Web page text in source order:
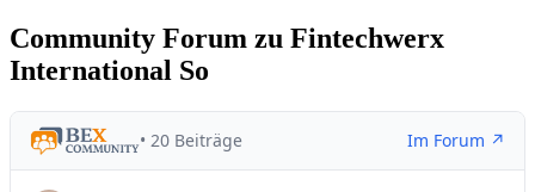
Community Forum zu Fintechwerx
International So